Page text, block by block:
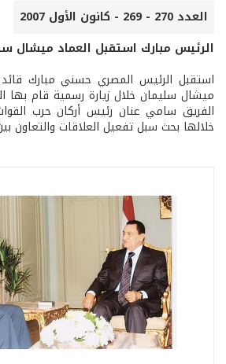
العدد 270 - 269 - كانون الأول 2007
الرئيس مبارك استقبل العماد ميشال
استقبل الرئيس المصري حسني مبارك قائد
ميشال سليمان خلال زيارة رسمية قام بها
الفريق سامي عنان رئيس أركان حرب
خلالها بحث سبل تفعيل العلاقات والتعاون